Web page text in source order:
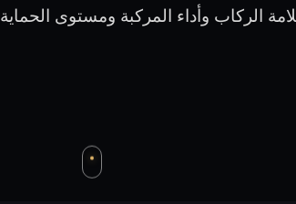
الركاب وأداء المركبة ومستوى الحماية